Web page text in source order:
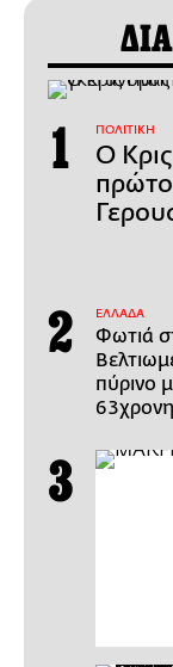
ΠΟΛΙΤΙΚΗ
Ο
ΕΛΛΑΔΑ
Φωτιά
πύρινο
63χρονη